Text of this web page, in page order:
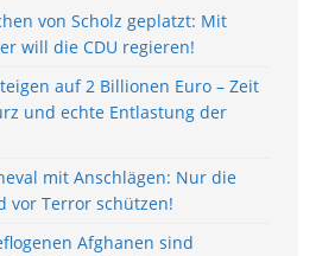
von Scholz geplatzt: Mit
will die CDU regieren!
auf 2 Billionen Euro – Zeit
und echte Entlastung der
mit Anschlägen: Nur die
vor Terror schützen!
Afghanen sind